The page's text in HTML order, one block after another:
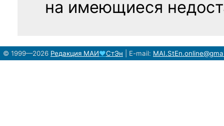
на имеющиеся
© 1999—2026 Редакция МАИ♥СтЭн E-mail: